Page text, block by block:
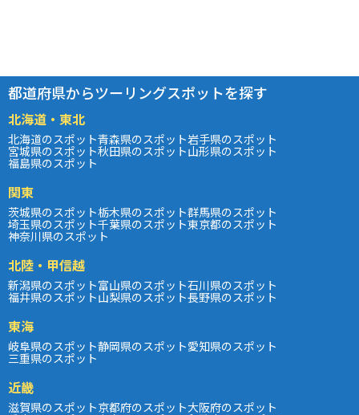
都道府県からツーリングスポットを探す
北海道・東北
北海道のスポット青森県のスポット岩手県のスポット
宮城県のスポット秋田県のスポット山形県のスポット
福島県のスポット
関東
茨城県のスポット栃木県のスポット群馬県のスポット
埼玉県のスポット千葉県のスポット東京都のスポット
神奈川県のスポット
北陸・甲信越
新潟県のスポット富山県のスポット石川県のスポット
福井県のスポット山梨県のスポット長野県のスポット
東海
岐阜県のスポット静岡県のスポット愛知県のスポット
三重県のスポット
近畿
滋賀県のスポット京都府のスポット大阪府のスポット